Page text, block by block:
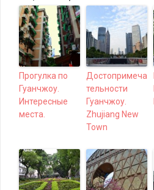
Прогулка по
Гуанчжоу.
Интересные
места.
Достопримеча
тельности
Гуанчжоу.
Zhujiang New
Town